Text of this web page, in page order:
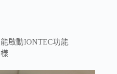
啟動IONTEC功能